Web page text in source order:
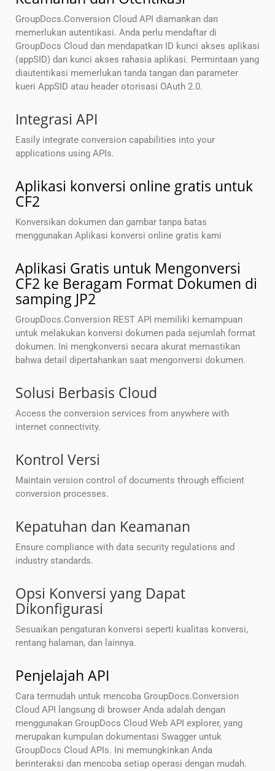
GroupDocs.Conversion Cloud API diamankan dan
memerlukan autentikasi. Anda perlu mendaftar di
GroupDocs Cloud dan mendapatkan ID kunci akses aplikasi
(appSID) dan kunci akses rahasia aplikasi. Permintaan yang
diautentikasi memerlukan tanda tangan dan parameter
kueri AppSID atau header otorisasi OAuth 2.0.
Integrasi API
Easily integrate conversion capabilities into your
applications using APIs.
Aplikasi konversi online gratis untuk
CF2
Konversikan dokumen dan gambar tanpa batas
menggunakan Aplikasi konversi online gratis kami
Aplikasi Gratis untuk Mengonversi
CF2 ke Beragam Format Dokumen di
samping JP2
GroupDocs.Conversion REST API memiliki kemampuan
untuk melakukan konversi dokumen pada sejumlah format
dokumen. Ini mengkonversi secara akurat memastikan
bahwa detail dipertahankan saat mengonversi dokumen.
Solusi Berbasis Cloud
Access the conversion services from anywhere with
internet connectivity.
Kontrol Versi
Maintain version control of documents through efficient
conversion processes.
Kepatuhan dan Keamanan
Ensure compliance with data security regulations and
industry standards.
Opsi Konversi yang Dapat
Dikonfigurasi
Sesuaikan pengaturan konversi seperti kualitas konversi,
rentang halaman, dan lainnya.
Penjelajah API
Cara termudah untuk mencoba GroupDocs.Conversion
Cloud API langsung di browser Anda adalah dengan
menggunakan GroupDocs Cloud Web API explorer, yang
merupakan kumpulan dokumentasi Swagger untuk
GroupDocs Cloud APIs. Ini memungkinkan Anda
berinteraksi dan mencoba setiap operasi dengan mudah.